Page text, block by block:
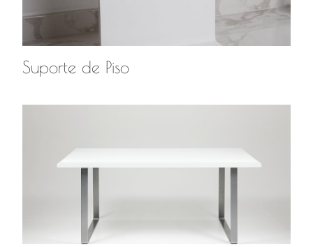
Suporte de Piso